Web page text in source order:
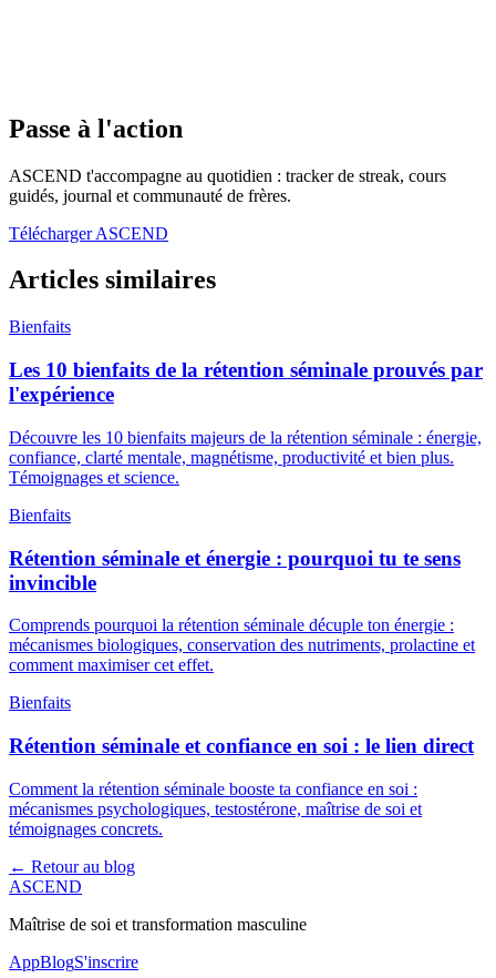
Passe à l'action
ASCEND t'accompagne au quotidien : tracker de streak, cours
guidés, journal et communauté de frères.
Télécharger ASCEND
Articles similaires
Bienfaits
Les 10 bienfaits de la rétention séminale prouvés par
l'expérience
Découvre les 10 bienfaits majeurs de la rétention séminale : énergie,
confiance, clarté mentale, magnétisme, productivité et bien plus.
Témoignages et science.
Bienfaits
Rétention séminale et énergie : pourquoi tu te sens
invincible
Comprends pourquoi la rétention séminale décuple ton énergie :
mécanismes biologiques, conservation des nutriments, prolactine et
comment maximiser cet effet.
Bienfaits
Rétention séminale et confiance en soi : le lien direct
Comment la rétention séminale booste ta confiance en soi :
mécanismes psychologiques, testostérone, maîtrise de soi et
témoignages concrets.
← Retour au blog
ASCEND
Maîtrise de soi et transformation masculine
AppBlogS'inscrire